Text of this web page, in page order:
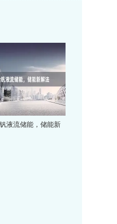
液流储能，储能新